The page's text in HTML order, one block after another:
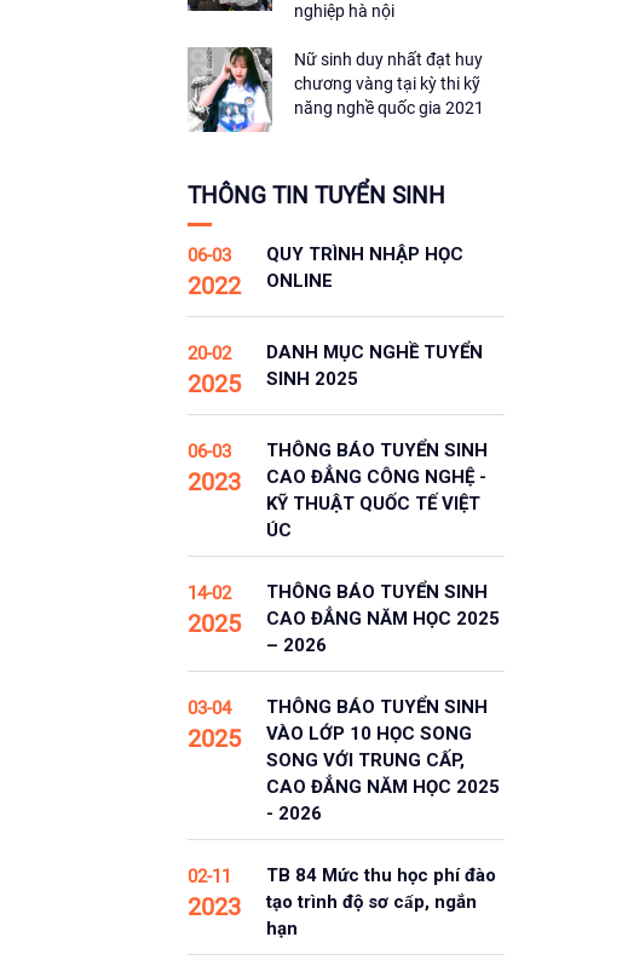
nghiệp hà nội
Nữ sinh duy nhất đạt huy
chương vàng tại kỳ thi kỹ
năng nghề quốc gia 2021
THÔNG TIN TUYỂN SINH
06-03
2022
QUY TRÌNH NHẬP HỌC
ONLINE
20-02
2025
DANH MỤC NGHỀ TUYỂN
SINH 2025
06-03
2023
THÔNG BÁO TUYỂN SINH
CAO ĐẲNG CÔNG NGHỆ -
KỸ THUẬT QUỐC TẾ VIỆT
ÚC
14-02
2025
THÔNG BÁO TUYỂN SINH
CAO ĐẲNG NĂM HỌC 2025
– 2026
03-04
2025
THÔNG BÁO TUYỂN SINH
VÀO LỚP 10 HỌC SONG
SONG VỚI TRUNG CẤP,
CAO ĐẲNG NĂM HỌC 2025
- 2026
02-11
2023
TB 84 Mức thu học phí đào
tạo trình độ sơ cấp, ngắn
hạn